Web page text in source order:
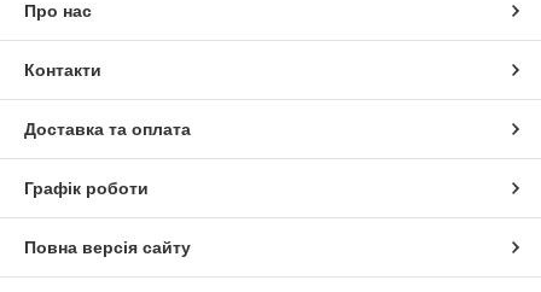
Про нас
Контакти
Доставка та оплата
Графік роботи
Повна версія сайту